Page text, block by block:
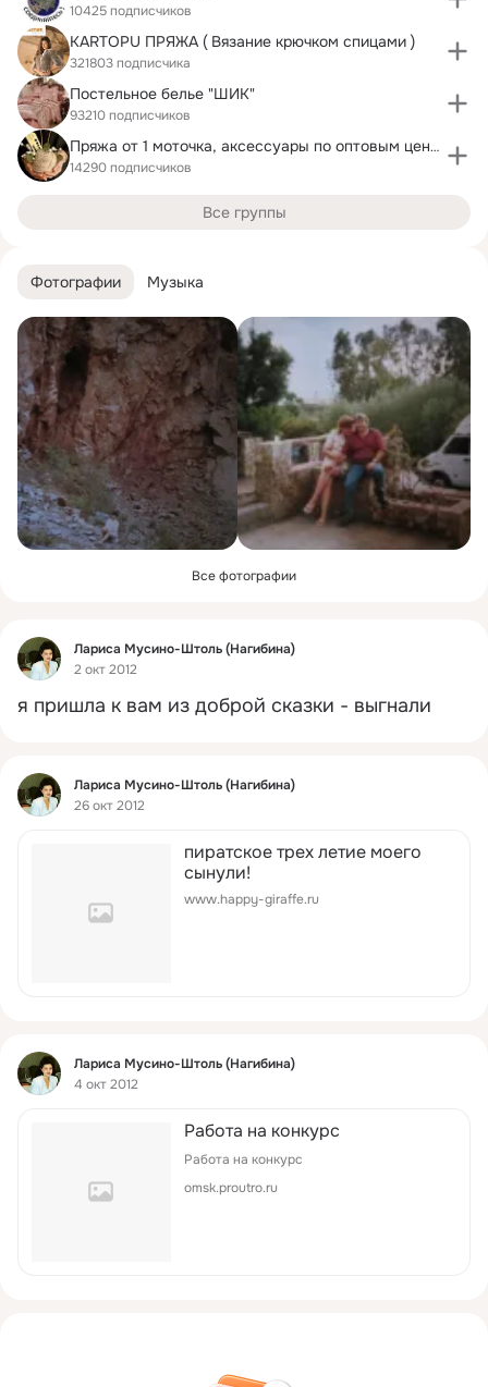
Фотографии Музыка
Все фотографии
Фид
Лариса Мусино-Штоль (Нагибина)
2 окт 2012
я пришла к вам из доброй сказки - выгнали
Фид
Лариса Мусино-Штоль (Нагибина)
26 окт 2012
пиратское трех летие моего
сынули!
www.happy-giraffe.ru
Фид
Лариса Мусино-Штоль (Нагибина)
4 окт 2012
Работа на конкурс
Работа на конкурс
omsk.proutro.ru
10425 подписчиков
KARTOPU ПРЯЖА ( Вязание крючком спицами )
321803 подписчика
Постельное белье "ШИК"
93210 подписчиков
Пряжа от 1 моточка, аксессуары по оптовым ценам
14290 подписчиков
Все группы